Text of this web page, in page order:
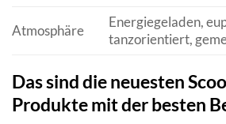
Atmosphäre
Energiegeladen,
tanzorientiert,
Das sind die neuesten
Produkte mit der besten